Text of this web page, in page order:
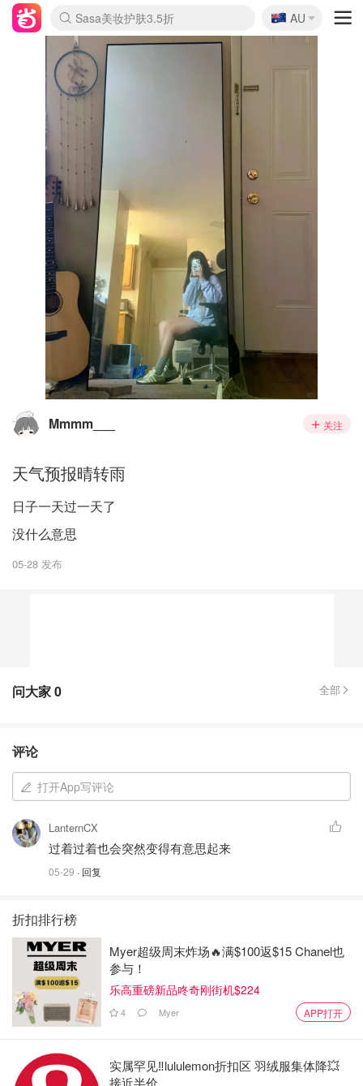
lululemon折扣上新
Sasa美妆护肤3.5折
SSENSE年中2.5折
FreshBeauty好价汇总
Cettire降价+叠9折
WWS Coles超市实拍
viagogo二手票捡漏
Myer超级周末
The Outnet奢牌1折起
David Jones 3折起
Flannels大牌1折
Perfumes Club护肤1折
AMIRO面罩$251
Amazon折扣汇总
eToro入金$200送$50
Amazon数码好物
ICONIC本周7.5折
ThedoubleF高奢地板价
Moose Knuckles 6折
丝芙兰5折起
EUFY摄像头$98
Selenichast首饰2折
Trip机票酒店促销
YSL送5件彩妆礼
Amazon家居好物
Amazon美妆护肤
雅漾大喷$8
过敏原检测盒$33
伊索独家赠50ml沐浴露
科颜氏高保湿面霜$29
SEALIFE海洋馆门票6折
丝塔芙大白罐$16
订阅Newsletter送香薰
Cult Beauty 6.8折
Harrods圣诞日历$525
LN-CC奢牌私促3折
d'Alba空姐喷雾$16
EVE LOM套装£56
Bernardelli独家4折
Adore Beauty 6折起
CT圣诞日历
Mytheresa奢品2.7折
Luxury Escapes 9折
Currentbody美容仪$881
MOON Garden Live
Roborock扫地机$649
Tingo Life水杯$24
Valentino官网5折
CR洗护套装$23
修丽可4件套$159
Myer彩妆2件7折
GANNI官网4.5折
Stylevana韩妆4折
Tessabit高奢8.5折
OGX洗发水$11
Amazon阿德莱德次日达
卡诗8.5折+赠礼
Philips Hue灯具8折
🇦🇺
AU
Mmmm___ 关注
天气预报晴转雨
日子一天过一天了
没什么意思
05-28 发布
问大家0 全部
评论
打开App写评论
LanternCX
过着过着也会突然变得有意思起来
05-29 · 回复
折扣排行榜
Myer超级周末炸场🔥满$100返$15 Chanel也
参与！
乐高重磅新品咚奇刚街机$224
4 Myer APP打开
实属罕见‼️lululemon折扣区 羽绒服集体降💥
接近半价